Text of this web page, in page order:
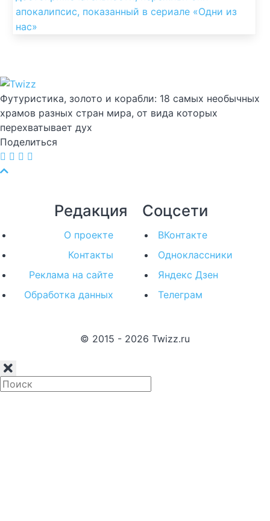
апокалипсис, показанный в сериале «Одни из
нас»
Футуристика, золото и корабли: 18 самых необычных
храмов разных стран мира, от вида которых
перехватывает дух
Поделиться
Редакция
О проекте
Контакты
Реклама на сайте
Обработка данных
Соцсети
ВКонтакте
Одноклассники
Яндекс Дзен
Телеграм
© 2015 - 2026 Twizz.ru